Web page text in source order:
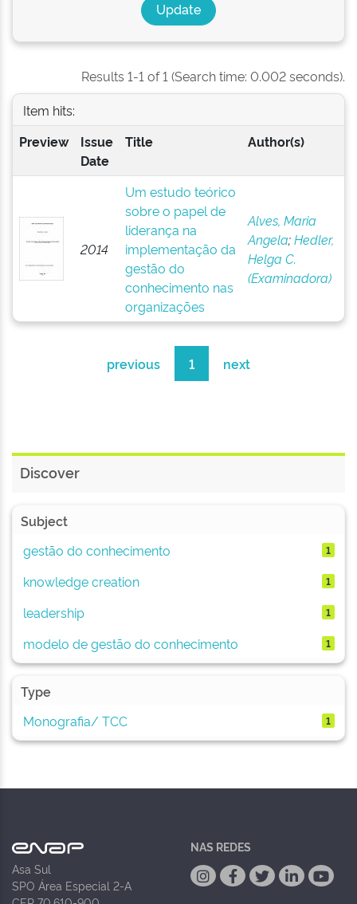
Results 1-1 of 1 (Search time: 0.002 seconds).
Item hits:
Preview
Issue
Date
Title Author(s)
2014
Um estudo teórico
sobre o papel de
liderança na
implementação da
gestão do
conhecimento nas
organizações
Alves, Maria
Angela;Hedler,
Helga C.
(Examinadora)
previous 1 next
Discover
Subject
gestão do conhecimento
1
knowledge creation 1
leadership 1
modelo de gestão do conhecimento 1
Type
Monografia/ TCC
1
Asa Sul
SPO Área Especial 2-A
NAS REDES